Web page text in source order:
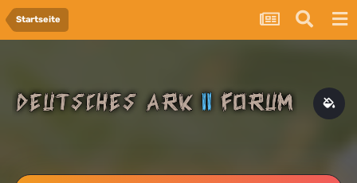
Startseite